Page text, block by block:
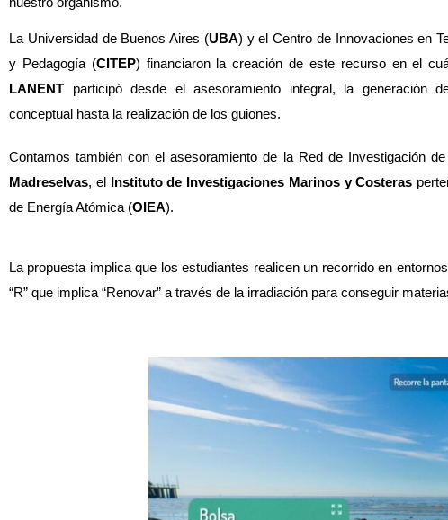
La Universidad de Buenos Aires (UBA) y el Centro de Innovaciones en
y Pedagogía (CITEP
LANENT participó desde el asesoramiento integral, la generación
conceptual hasta la realización de los guiones.
Contamos también con el asesoramiento de la Red de Investigación
Madreselvas, el Instituto de Investigaciones Marinos y Costeras
de Energía Atómica (OIEA).
La propuesta implica que los estudiantes realicen un recorrido en
“R” que implica “Renovar” a través de la irradiación para conseguir